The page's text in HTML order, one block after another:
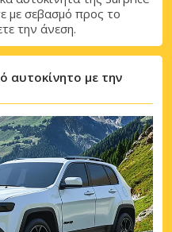
αποκλειστικές
eLink
με σεβασμό προς το
την άνεση.
αυτοκίνητο με την